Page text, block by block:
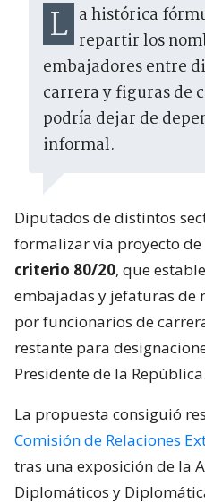
La histórica fórmula utilizada para repartir los
embajadores entre
carrera y figuras de
podría dejar de
informal.
Diputados de distintos
formalizar vía proyecto
criterio 80/20, que
embajadas y jefaturas de
por funcionarios de
restante para
Presidente de la República.
La propuesta consiguió
Comisión de Relaciones
tras una exposición de la
Diplomáticos y